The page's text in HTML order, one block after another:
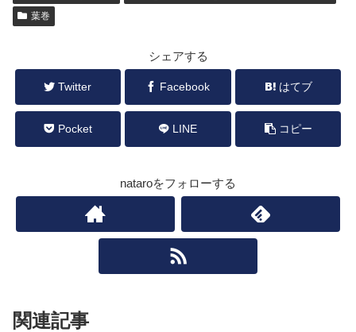
葉巻
シェアする
Twitter Facebook はてブ
Pocket LINE コピー
nataroをフォローする
関連記事